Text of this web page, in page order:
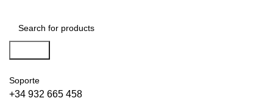
Soporte
+34 932 665 458‬